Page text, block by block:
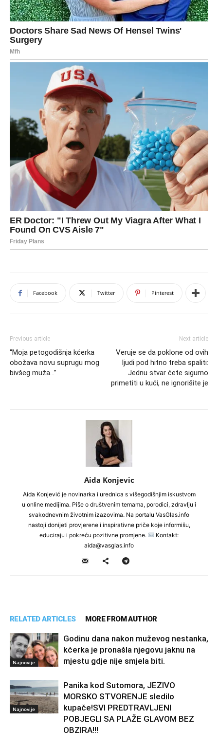
Facebook Twitter Pinterest
Previous article
“Moja petogodišnja kćerka
obožava novu suprugu mog
bivšeg muža…”
Next article
Veruje se da poklone od ovih
ljudi pod hitno treba spaliti:
Jednu stvar ćete sigurno
primetiti u kući, ne ignorišite je
Aida Konjevic
Aida Konjević je novinarka i urednica s višegodišnjim iskustvom
u online medijima. Piše o društvenim temama, porodici, zdravlju i
svakodnevnim životnim izazovima. Na portalu VasGlas.info
nastoji donijeti provjerene i inspirativne priče koje informišu,
educiraju i pokreću pozitivne promjene.
Kontakt:
aida@vasglas.info
RELATED ARTICLES MORE FROM AUTHOR
Najnovije
Godinu dana nakon muževog nestanka,
kćerka je pronašla njegovu jaknu na
mjestu gdje nije smjela biti.
Najnovije
Panika kod Sutomora, JEZIVO
MORSKO STVORENJE sledilo
kupače!SVI PREDTRAVLJENI
POBJEGLI SA PLAŽE GLAVOM BEZ
OBZIRA!!!